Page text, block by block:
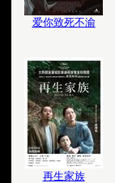
爱你致死不渝
再生家族